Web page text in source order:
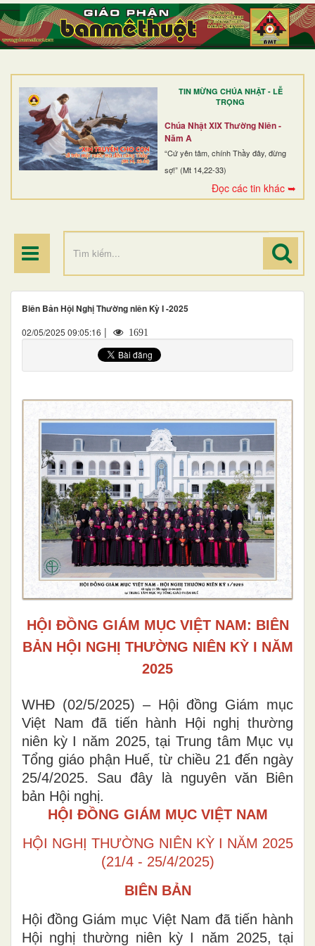
TIN MỪNG CHÚA NHẬT - LỄ
TRỌNG
Chúa Nhật XIX Thường Niên -
Năm A
“Cứ yên tâm, chính Thầy đây, đừng
sợ!” (Mt 14,22-33)
Đọc các tin khác ➥
TRANG NHẤT
GIỚI THIỆU
DÒNG TU
BAN MỤC VỤ
ĐOÀN THỂ CG
Biên Bản Hội Nghị Thường niên Kỳ I -2025
02/05/2025 09:05:16 | 1691
HỘI ĐỒNG GIÁM MỤC VIỆT NAM: BIÊN
BẢN HỘI NGHỊ THƯỜNG NIÊN KỲ I NĂM
2025
WHĐ (02/5/2025) – Hội đồng Giám mục
Việt Nam đã tiến hành Hội nghị thường
niên kỳ I năm 2025, tại Trung tâm Mục vụ
Tổng giáo phận Huế, từ chiều 21 đến ngày
25/4/2025. Sau đây là nguyên văn Biên
bản Hội nghị.
HỘI ĐỒNG GIÁM MỤC VIỆT NAM
HỘI NGHỊ THƯỜNG NIÊN KỲ I NĂM 2025
(21/4 - 25/4/2025)
BIÊN BẢN
Hội đồng Giám mục Việt Nam đã tiến hành
Hội nghị thường niên kỳ I năm 2025, tại